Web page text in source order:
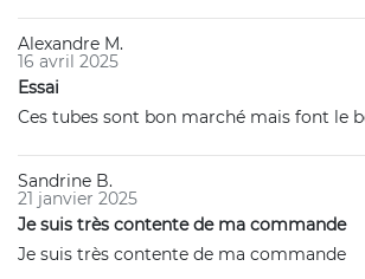
Alexandre M.
16 avril 2025
Essai
Ces tubes sont bon marché mais font le
Sandrine B.
21 janvier 2025
Je suis très contente de ma commande
Je suis très contente de ma commande